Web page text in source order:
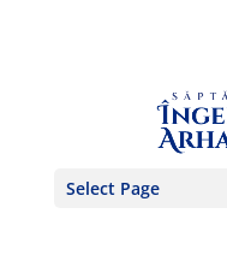
Select Page